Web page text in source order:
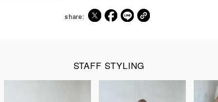
share:
STAFF STYLING